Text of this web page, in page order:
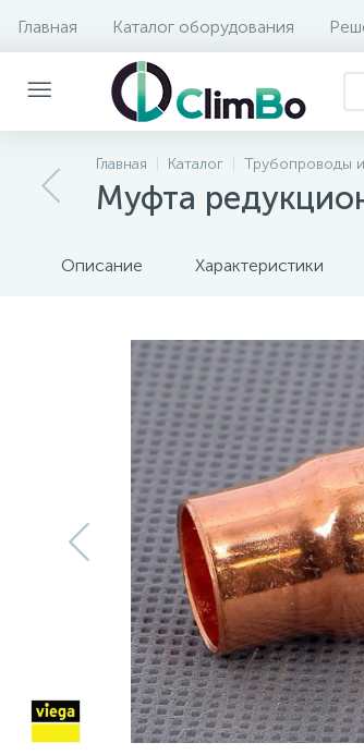
Главная Каталог оборудования
Главная Каталог Трубопроводы
Муфта
Описание Характеристики